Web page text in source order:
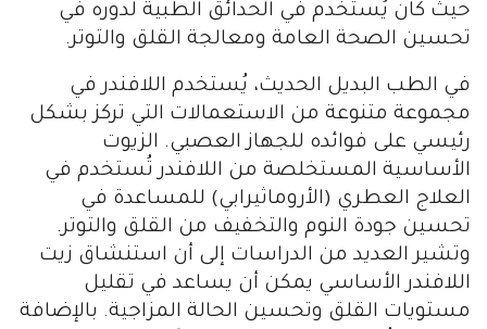
حيث كان يُستخدم في الحدائق الطبية لدوره في
تحسين الصحة العامة ومعالجة القلق والتوتر.
في الطب البديل الحديث، يُستخدم اللافندر في
مجموعة متنوعة من الاستعمالات التي تركز بشكل
رئيسي على فوائده للجهاز العصبي. الزيوت
الأساسية المستخلصة من اللافندر تُستخدم في
العلاج العطري (الأروماثيرابي) للمساعدة في
تحسين جودة النوم والتخفيف من القلق والتوتر.
وتشير العديد من الدراسات إلى أن استنشاق زيت
اللافندر الأساسي يمكن أن يساعد في تقليل
مستويات القلق وتحسين الحالة المزاجية. بالإضافة